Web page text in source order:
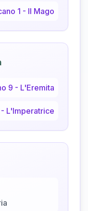
1 - Il Mago
9 - L'Eremita
- L'Imperatrice